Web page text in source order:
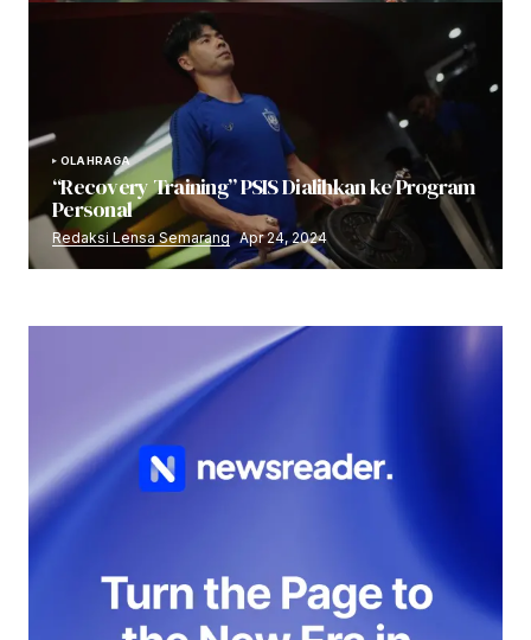
OLAHRAGA
“Recovery Training” PSIS Dialihkan ke Program
Personal
Redaksi Lensa Semarang Apr 24, 2024